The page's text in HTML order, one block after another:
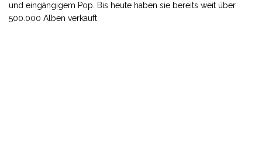
und eingängigem Pop. Bis heute haben sie bereits weit über
500.000 Alben verkauft.